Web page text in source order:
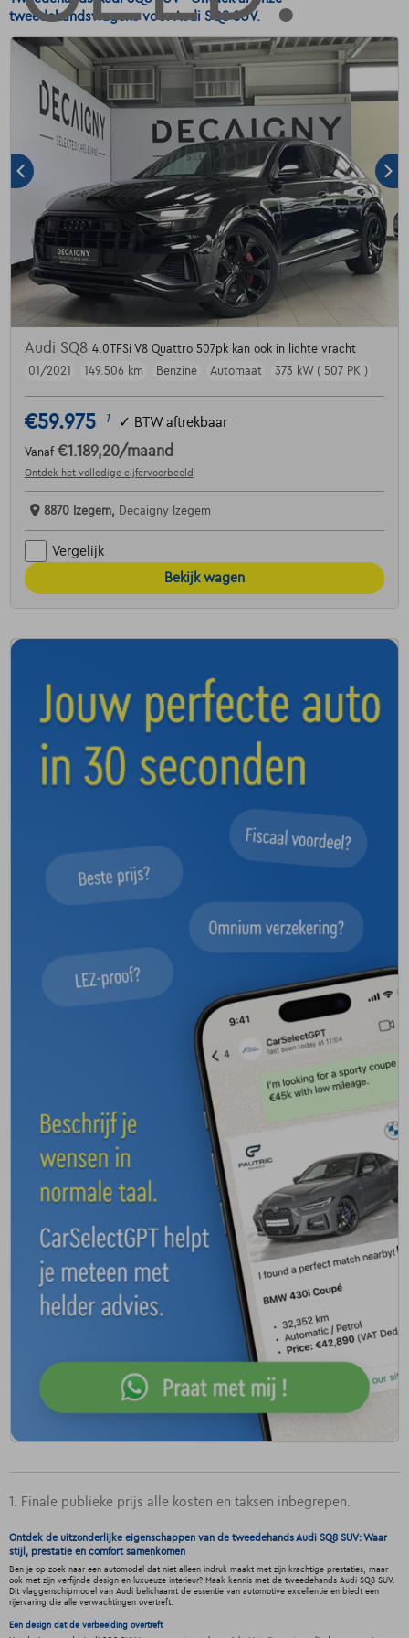
tweedehandswagens voor Audi SQ8 SUV.
Audi SQ8 4.0TFSi V8 Quattro 507pk kan ook in lichte vracht
01/2021
149.506 km Benzine Automaat 373 kW ( 507 PK )
€59.975 1 ✓ BTW aftrekbaar
Vanaf €1.189,20/maand
Ontdek het volledige cijfervoorbeeld
8870 Izegem, Decaigny Izegem
Vergelijk
Bekijk wagen
1. Finale publieke prijs alle kosten en taksen inbegrepen.
Ontdek de uitzonderlijke eigenschappen van de tweedehands Audi SQ8 SUV: Waar
stijl, prestatie en comfort samenkomen
Ben je op zoek naar een automodel dat niet alleen indruk maakt met zijn krachtige prestaties, maar
ook met zijn verfijnde design en luxueuze interieur? Maak kennis met de tweedehands Audi SQ8 SUV.
Dit vlaggenschipmodel van Audi belichaamt de essentie van automotive excellentie en biedt een
rijervaring die alle verwachtingen overtreft.
Een design dat de verbeelding overtreft